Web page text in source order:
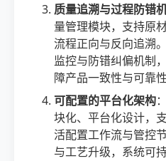
质量追溯与过程防错
量管理模块，支持原
流程正向与反向追溯
监控与防错纠偏机制
障产品一致性与可靠性
可配置的平台化架构
块化、平台化设计，
活配置工作流与管控
与工艺升级，系统可